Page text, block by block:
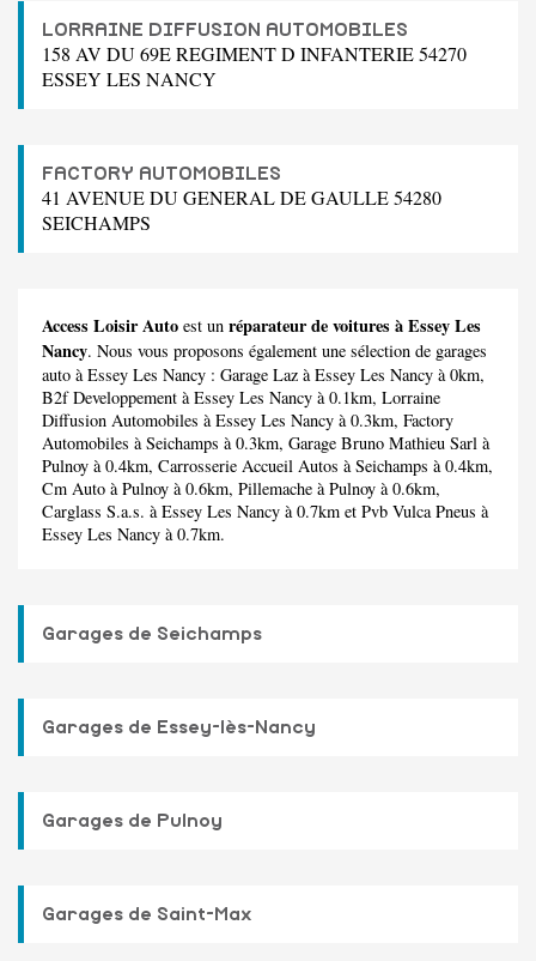
LORRAINE DIFFUSION AUTOMOBILES
158 AV DU 69E REGIMENT D INFANTERIE 54270
ESSEY LES NANCY
FACTORY AUTOMOBILES
41 AVENUE DU GENERAL DE GAULLE 54280
SEICHAMPS
Access Loisir Auto est un réparateur de voitures à Essey Les
Nancy. Nous vous proposons également une sélection de garages
auto à Essey Les Nancy : Garage Laz à Essey Les Nancy à 0km,
B2f Developpement à Essey Les Nancy à 0.1km, Lorraine
Diffusion Automobiles à Essey Les Nancy à 0.3km, Factory
Automobiles à Seichamps à 0.3km, Garage Bruno Mathieu Sarl à
Pulnoy à 0.4km, Carrosserie Accueil Autos à Seichamps à 0.4km,
Cm Auto à Pulnoy à 0.6km, Pillemache à Pulnoy à 0.6km,
Carglass S.a.s. à Essey Les Nancy à 0.7km et Pvb Vulca Pneus à
Essey Les Nancy à 0.7km.
Garages de Seichamps
Garages de Essey-lès-Nancy
Garages de Pulnoy
Garages de Saint-Max